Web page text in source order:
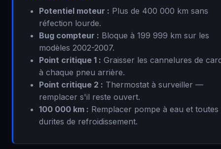
Potentiel moteur : Plus de 400 000 km sans
réfection lourde.
Bug compteur : Bloque à 199 999 km sur les
modèles 2002-2007.
Point critique 1 : Graisser les cannelures de
à chaque pneu arrière.
Point critique 2 : Thermostat à surveiller —
remplacer s'il reste ouvert.
100 000 km : Remplacer pompe à eau et toutes
durites de refroidissement.